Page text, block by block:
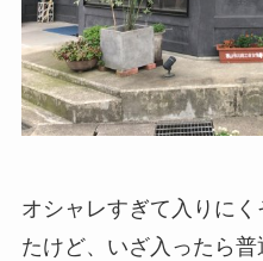
オシャレすぎて入りに
たけど、いざ入ったら普